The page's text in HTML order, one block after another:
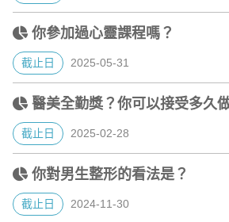
你參加過心靈課程嗎？
截止日 2025-05-31
醫美全勤獎？你可以接受多久
截止日 2025-02-28
你對男生整形的看法是？
截止日 2024-11-30